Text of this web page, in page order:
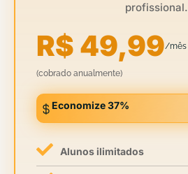
profissional.
R$ 49,99/mês
(cobrado anualmente)
Economize 37%
Alunos ilimitados